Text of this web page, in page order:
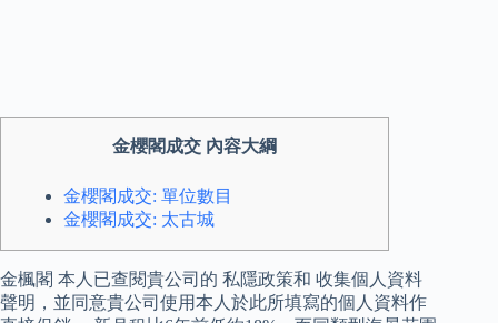
金櫻閣成交 內容大綱
金櫻閣成交: 單位數目
金櫻閣成交: 太古城
金楓閣 本人已查閱貴公司的 私隱政策和 收集個人資料
聲明，並同意貴公司使用本人於此所填寫的個人資料作